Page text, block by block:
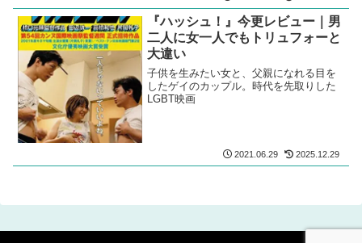
『ハッシュ！』今更レビュー｜男
二人に女一人でもトリュフォーと
大違い
子供を生みたい女と、父親になれる目を
したゲイのカップル。時代を先取りした
LGBT映画
2021.06.29 2025.12.29